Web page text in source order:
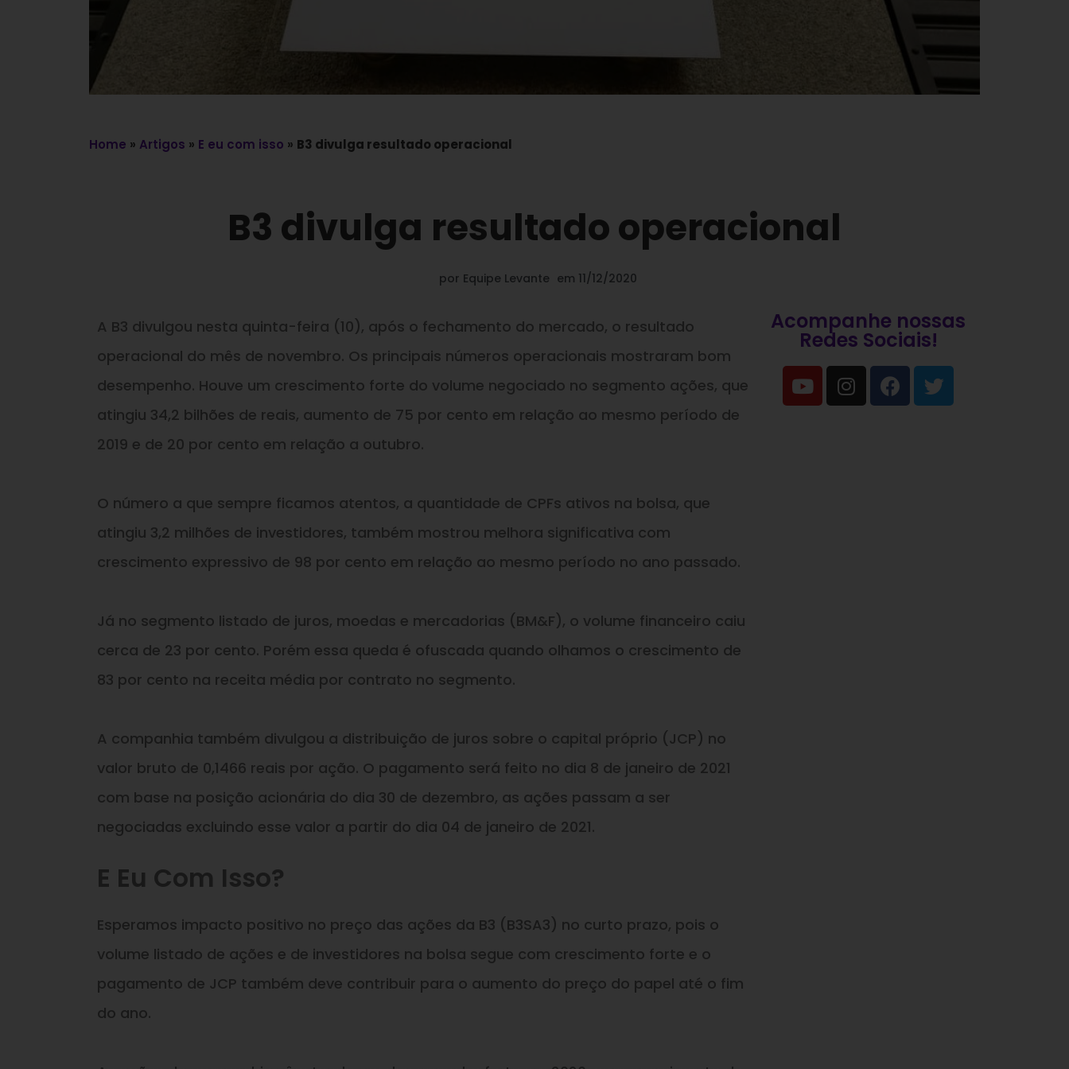
Home » Artigos » E eu com isso » B3 divulga resultado operacional
B3 divulga resultado operacional
por Equipe Levante em 11/12/2020
A B3 divulgou nesta quinta-feira (10), após o fechamento do mercado, o resultado
operacional do mês de novembro. Os principais números operacionais mostraram bom
desempenho. Houve um crescimento forte do volume negociado no segmento ações, que
atingiu 34,2 bilhões de reais, aumento de 75 por cento em relação ao mesmo período de
2019 e de 20 por cento em relação a outubro.
O número a que sempre ficamos atentos, a quantidade de CPFs ativos na bolsa, que
atingiu 3,2 milhões de investidores, também mostrou melhora significativa com
crescimento expressivo de 98 por cento em relação ao mesmo período no ano passado.
Já no segmento listado de juros, moedas e mercadorias (BM&F), o volume financeiro caiu
cerca de 23 por cento. Porém essa queda é ofuscada quando olhamos o crescimento de
83 por cento na receita média por contrato no segmento.
A companhia também divulgou a distribuição de juros sobre o capital próprio (JCP) no
valor bruto de 0,1466 reais por ação. O pagamento será feito no dia 8 de janeiro de 2021
com base na posição acionária do dia 30 de dezembro, as ações passam a ser
negociadas excluindo esse valor a partir do dia 04 de janeiro de 2021.
E Eu Com Isso?
Esperamos impacto positivo no preço das ações da B3 (B3SA3) no curto prazo, pois o
volume listado de ações e de investidores na bolsa segue com crescimento forte e o
pagamento de JCP também deve contribuir para o aumento do preço do papel até o fim
do ano.
Acompanhe nossas
Redes Sociais!